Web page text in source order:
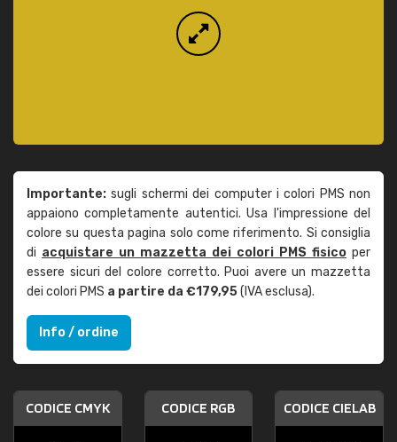
Importante: sugli schermi dei computer i colori PMS non
appaiono completamente autentici. Usa l'impressione del
colore su questa pagina solo come riferimento. Si consiglia
di acquistare un mazzetta dei colori PMS fisico per
essere sicuri del colore corretto. Puoi avere un mazzetta
dei colori PMS a partire da €179,95(IVA esclusa).
Info / ordine
CODICE CMYK CODICE RGB CODICE CIELAB